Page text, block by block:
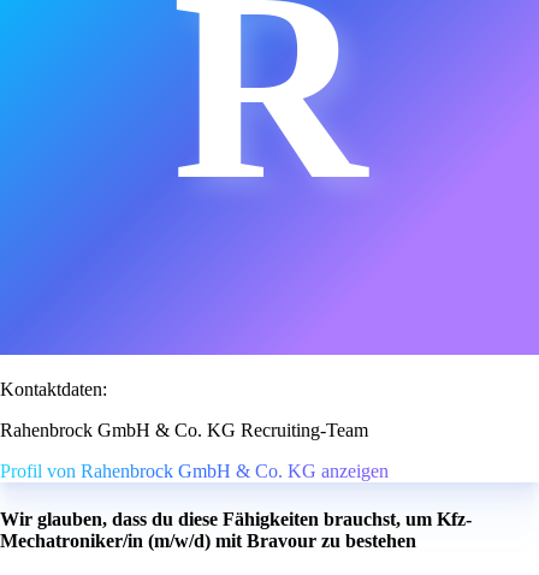
R
Kontaktdaten:
Rahenbrock GmbH & Co. KG Recruiting-Team
Profil von Rahenbrock GmbH & Co. KG anzeigen
Wir glauben, dass du diese Fähigkeiten brauchst, um Kfz-
Mechatroniker/in (m/w/d) mit Bravour zu bestehen